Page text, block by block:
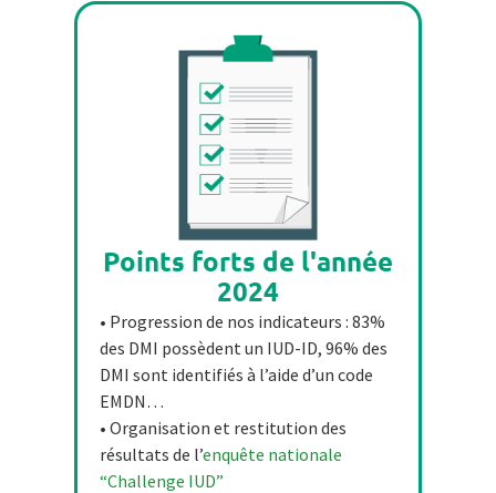
Points forts de l'année
2024
• Progression de nos indicateurs : 83%
des DMI possèdent un IUD-ID, 96% des
DMI sont identifiés à l’aide d’un code
EMDN…
• Organisation et restitution des
résultats de l’enquête nationale
“Challenge IUD”